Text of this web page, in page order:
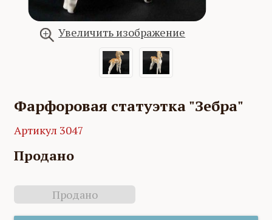
Увеличить изображение
Фарфоровая статуэтка "Зебра"
Артикул 3047
Продано
Продано